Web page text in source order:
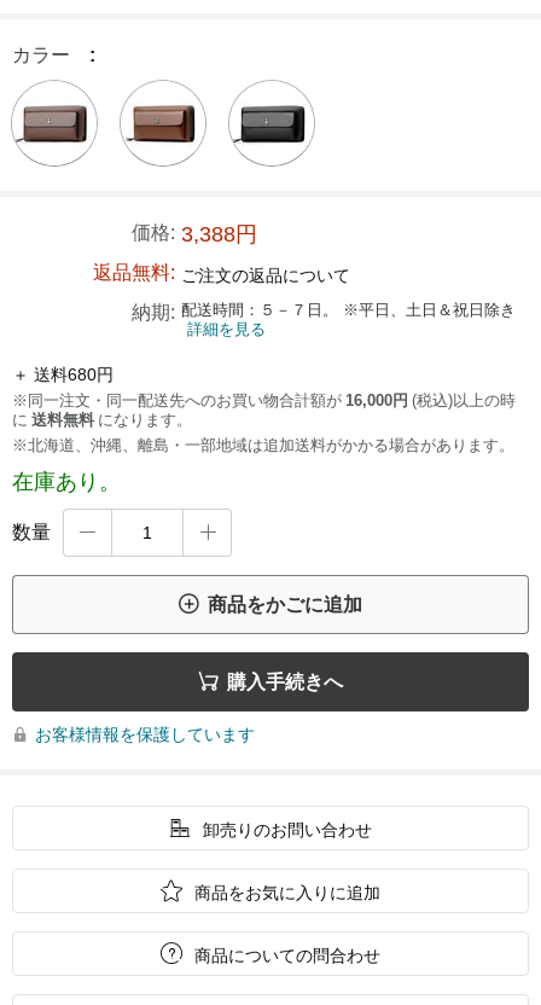
カラー :
価格: 3,388円
返品無料: ご注文の返品について
納期: 配送時間：５－７日。 ※平日、土日＆祝日除き
詳細を見る
＋ 送料680円
※同一注文・同一配送先へのお買い物合計額が 16,000円 (税込)以上の時
に 送料無料 になります。
※北海道、沖縄、離島・一部地域は追加送料がかかる場合があります。
在庫あり。
数量  
 商品をかごに追加
 購入手続きへ
 お客様情報を保護しています
 卸売りのお問い合わせ
 商品をお気に入りに追加
 商品についての問合わせ